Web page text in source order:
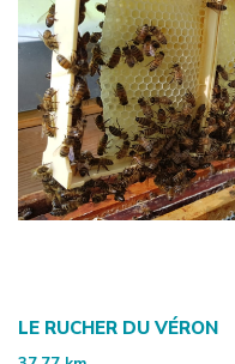
LE RUCHER DU VÉRON